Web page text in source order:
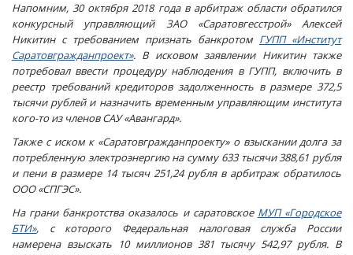
Напомним, 30 октября 2018 года в арбитраж области обратился
конкурсный управляющий ЗАО «Саратовгесстрой» Алексей
Никитин с требованием признать банкротом ГУПП «Институт
Саратовгражданпроект». В исковом заявлении Никитин также
потребовал ввести процедуру наблюдения в ГУПП, включить в
реестр требований кредиторов задолженность в размере 372,5
тысячи рублей и назначить временным управляющим института
кого-то из членов САУ «Авангард».
Также с иском к «Саратовгражданпроекту» о взыскании долга за
потребленную электроэнергию на сумму 633 тысячи 388,61 рубля
и пени в размере 14 тысяч 251,24 рубля в арбитраж обратилось
ООО «СПГЭС».
На грани банкротства оказалось и саратовское МУП «Городское
БТИ», с которого Федеральная налоговая служба России
намерена взыскать 10 миллионов 381 тысячу 542,97 рубля. В